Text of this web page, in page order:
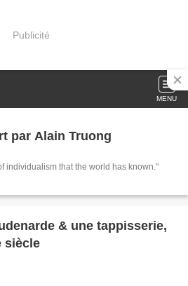
Publicité
MENU
par Alain Truong
individualism that the world has known."
& une tappisserie,
siècle